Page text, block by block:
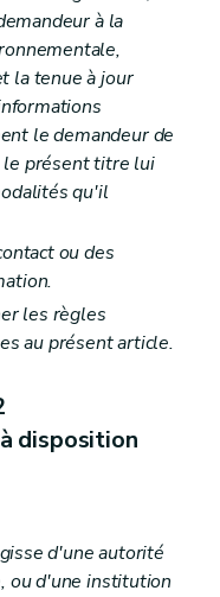
à la
la tenue à jour
le demandeur de
le présent titre lui
qu'il
ou des
les règles
au présent article.
disposition
d'une autorité
ou d'une institution